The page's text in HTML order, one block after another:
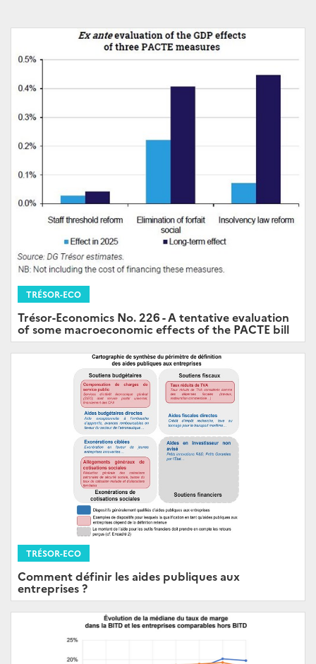
TRÉSOR-ECO
Trésor-Economics No. 226 - A tentative evaluation
of some macroeconomic effects of the PACTE bill
TRÉSOR-ECO
Comment définir les aides publiques aux
entreprises ?